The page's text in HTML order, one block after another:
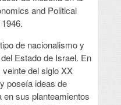
and Political
de nacionalismo y
Estado de Israel. En
del siglo XX
poseía ideas de
en sus planteamientos